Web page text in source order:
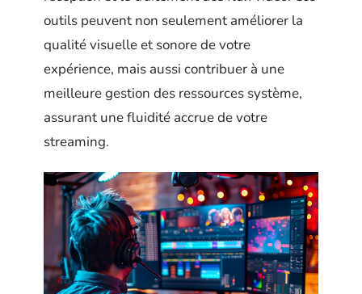
outils peuvent non seulement améliorer la
qualité visuelle et sonore de votre
expérience, mais aussi contribuer à une
meilleure gestion des ressources système,
assurant une fluidité accrue de votre
streaming.